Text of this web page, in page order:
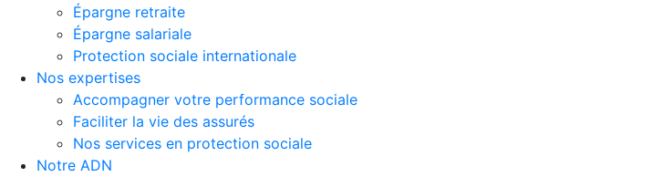
Épargne retraite
Épargne salariale
Protection sociale internationale
Nos expertises
Accompagner votre performance sociale
Faciliter la vie des assurés
Nos services en protection sociale
Notre ADN